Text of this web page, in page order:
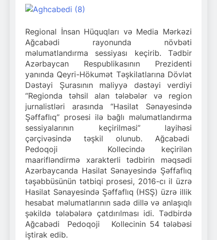
Regional İnsan Hüquqları və Media Mərkəzi
Ağcabədi rayonunda növbəti
məlumatlandırma sessiyası keçirib. Tədbir
Azərbaycan Respublikasının Prezidenti
yanında Qeyri-Hökumət Təşkilatlarına Dövlət
Dəstəyi Şurasının maliyyə dəstəyi verdiyi
“Regionda təhsil alan tələbələr və region
jurnalistləri arasında “Hasilat Sənayesində
Şəffaflıq” prosesi ilə bağlı məlumatlandırma
sessiyalarının keçirilməsi”
layihəsi
çərçivəsində təşkil olunub. Ağcabədi
Pedoqoji Kollecində keçirilən
maarifləndirmə xarakterli tədbirin məqsədi
Azərbaycanda Hasilat Sənayesində Şəffaflıq
təşəbbüsünün tətbiqi prosesi, 2016-cı il üzrə
Hasilat Sənayesində Şəffaflıq (HSŞ) üzrə illik
hesabat məlumatlarının sadə dillə və anlaşıqlı
şəkildə tələbələrə çatdırılması idi. Tədbirdə
Ağcabədi Pedoqoji Kollecinin 54 tələbəsi
iştirak edib.